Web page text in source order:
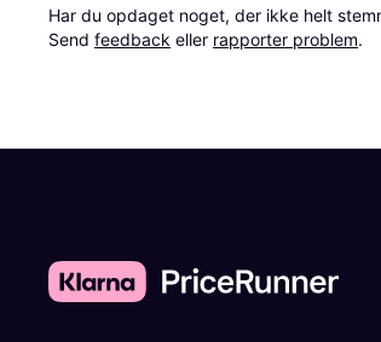
Har du opdaget noget, der ikke helt
Send feedback eller rapporter problem.